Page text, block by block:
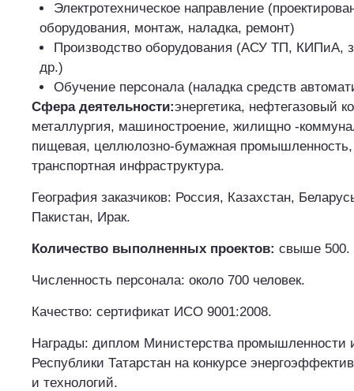
Электротехническое направление
оборудования, монтаж, наладка, ремонт)
Производство оборудования (АСУ ТП, КИПиА,
др.)
Обучение персонала (наладка средств
Сфера деятельности:энергетика, нефтегазовый
металлургия, машиностроение, жилищно -
пищевая, целлюлозно-бумажная промышленность,
транспортная инфраструктура.
География заказчиков: Россия, Казахстан,
Пакистан, Ирак.
Количество выполненных проектов: свыше 500.
Численность персонала: около 700 человек.
Качество: сертификат ИСО 9001:2008.
Награды: диплом Министерства промышленности
Республики Татарстан на конкурсе
и технологий.